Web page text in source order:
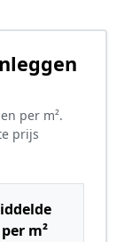
per m².
prijs
m²